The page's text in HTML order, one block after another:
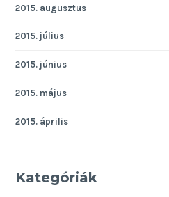
2015. augusztus
2015. július
2015. június
2015. május
2015. április
Kategóriák